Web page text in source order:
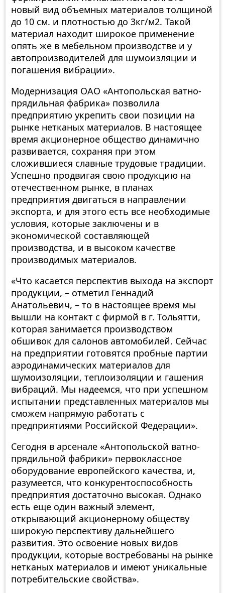
новый вид объемных материалов толщиной
до 10 см. и плотностью до 3кг/м2. Такой
материал находит широкое применение
опять же в мебельном производстве и у
автопроизводителей для шумоизляции и
погашения вибрации».
Модернизация ОАО «Антопольская ватно-
прядильная фабрика» позволила
предприятию укрепить свои позиции на
рынке нетканых материалов. В настоящее
время акционерное общество динамично
развивается, сохраняя при этом
сложившиеся славные трудовые традиции.
Успешно продвигая свою продукцию на
отечественном рынке, в планах
предприятия двигаться в направлении
экспорта, и для этого есть все необходимые
условия, которые заключены и в
экономической составляющей
производства, и в высоком качестве
производимых материалов.
«Что касается перспектив выхода на экспорт
продукции, – отметил Геннадий
Анатольевич, – то в настоящее время мы
вышли на контакт с фирмой в г. Тольятти,
которая занимается производством
обшивок для салонов автомобилей. Сейчас
на предприятии готовятся пробные партии
аэродинамических материалов для
шумоизоляции, теплоизоляции и гашения
вибраций. Мы надеемся, что при успешном
испытании представленных материалов мы
сможем напрямую работать с
предприятиями Российской Федерации».
Сегодня в арсенале «Антопольской ватно-
прядильной фабрики» первоклассное
оборудование европейского качества, и,
разумеется, что конкурентоспособность
предприятия достаточно высокая. Однако
есть еще один важный элемент,
открывающий акционерному обществу
широкую перспективу дальнейшего
развития. Это освоение новых видов
продукции, которые востребованы на рынке
нетканых материалов и имеют уникальные
потребительские свойства».